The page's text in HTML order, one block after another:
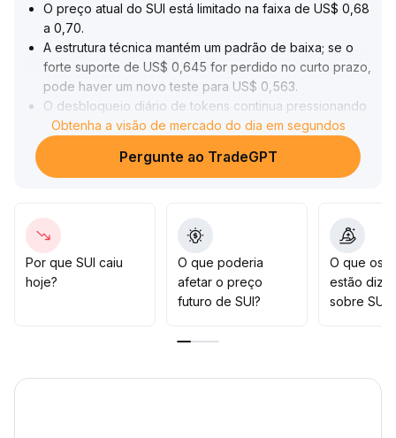
O preço atual do SUI está limitado na faixa de US$ 0,68
a 0,70.
A estrutura técnica mantém um padrão de baixa; se o
forte suporte de US$ 0,645 for perdido no curto prazo,
pode haver um novo teste para US$ 0,563.
O desbloqueio diário de tokens continua pressionando
a liquidez, e a confiança dos compradores se
concentra entre US$ 0,50 e 0,70, sendo necessário
esperar a total absorção da pressão vendedora
prazo, mas no curto prazo a tendência de queda ainda
não se reverteu
Diante da volatilidade macroeconômica e da divisão de
sentimentos entre investidores, recomenda-se
permanecer em observação e aumentar a exposição
0,743, prevenindo choques negativos sistêmicos
Obtenha a visão de mercado do dia em segundos
Pergunte ao TradeGPT
Por que SUI caiu
hoje?
O que poderia
afetar o preço
futuro de SUI?
O que os
estão
sobre SUI?